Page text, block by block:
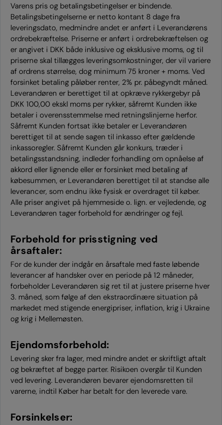
Varens pris og betalingsbetingelser er bindende.
Betalingsbetingelserne er netto kontant 8 dage fra
leveringsdato, medmindre andet er anført i Leverandørens
ordrebekræftelse. Priserne er anført i ordrebekræftelsen og
er angivet i DKK både inklusive og eksklusive moms, og til
priserne skal tillægges leveringsomkostninger, der vil variere
af ordrens størrelse, dog minimum 75 kroner + moms. Ved
forsinket betaling påløber renter, 2% pr. påbegyndt måned.
Leverandøren er berettiget til at opkræve rykkergebyr på
DKK 100,00 ekskl moms per rykker, såfremt Kunden ikke
betaler i overensstemmelse med retningslinjerne herfor.
Såfremt Kunden fortsat ikke betaler er Leverandøren
berettiget til at sende sagen til inkasso efter gældende
inkassoregler. Såfremt Kunden går konkurs, træder i
betalingsstandsning, indleder forhandling om opnåelse af
akkord eller lignende eller er forsinket med betaling af
købesummen, er Leverandøren berettiget til at standse alle
leverancer, som endnu ikke fysisk er overdraget til køber.
Alle priser angivet på hjemmeside o. lign. er vejledende, og
Leverandøren tager forbehold for ændringer og fejl.
Forbehold for prisstigning ved
årsaftaler:
For de kunder der indgår en årsaftale med faste løbende
leverancer af handsker over en periode på 12 måneder,
forbeholder Leverandøren sig ret til at justere priserne hver
3. måned, som følge af den ekstraordinære situation på
markedet med stigende energipriser, inflation, krig i Ukraine
og krig i Mellemøsten.
Ejendomsforbehold:
Levering sker fra lager, med mindre andet er skriftligt aftalt
og bekræftet af begge parter. Risikoen overgår til Kunden
ved levering. Leverandøren bevarer ejendomsretten til
varerne, indtil Køber har betalt for den leverede vare.
Forsinkelser: